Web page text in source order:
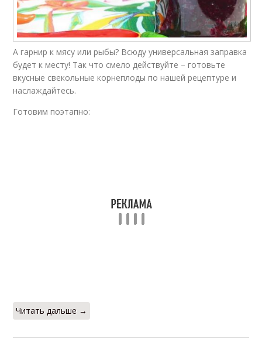
Борщевая заправка
Заправка для
супчиков
Заправка со свеклой
Суповые заготовки
А гарнир к мясу или рыбы? Всюду универсальная заправка
будет к месту! Так что смело действуйте – готовьте
вкусные свекольные корнеплоды по нашей рецептуре и
наслаждайтесь.
Готовим поэтапно:
Читать дальше →